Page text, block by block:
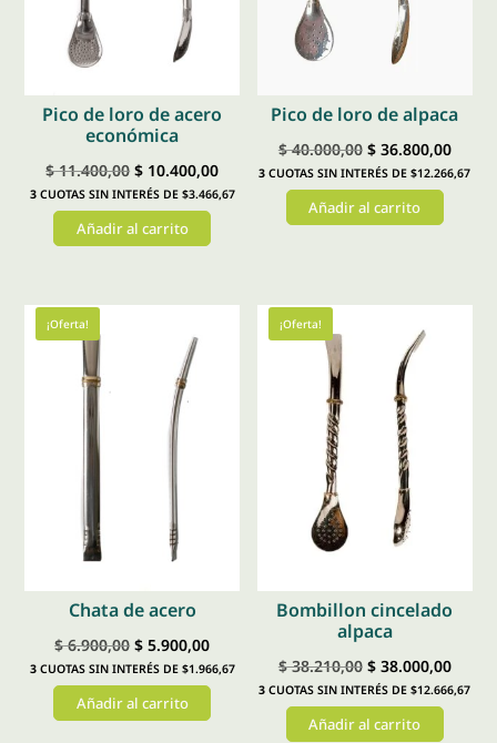
Pico de loro de acero
económica
$11.400,00 El
precio
original
$ 10.400,00El
precio
3CUOTAS SIN INTERÉS DE $3.466,67
Añadir al carrito
Pico de loro de alpaca
$40.000,00 El
precio
original
$36.800,00El
precio
3 CUOTAS SIN INTERÉS DE $12.266,67
Añadir al carrito
¡Oferta!
Chata de acero
$6.900,00 El
precio
original
$ 5.900,00El
precio
3CUOTAS SIN INTERÉS DE $1.966,67
Añadir al carrito
¡Oferta!
Bombillon cincelado
alpaca
$38.210,00 El
precio
original
$38.000,00El
precio
3 CUOTAS SIN INTERÉS DE $12.666,67
Añadir al carrito